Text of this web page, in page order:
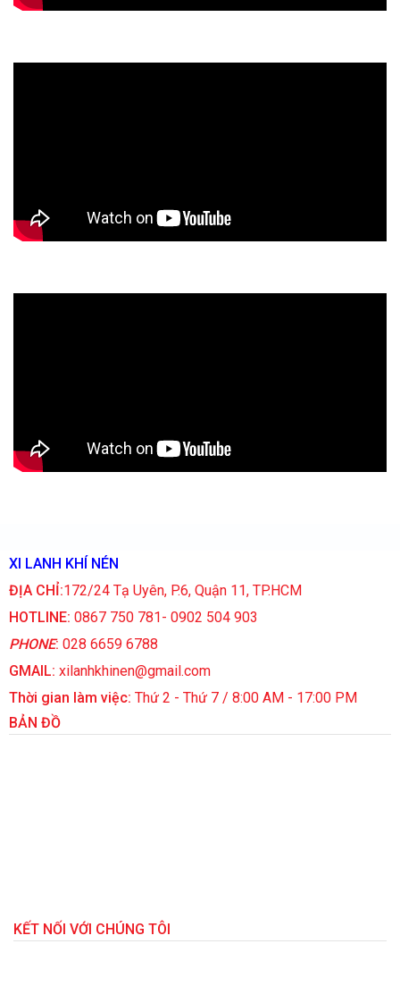
XI LANH KHÍ NÉN
ĐỊA CHỈ:172/24 Tạ Uyên, P.6, Quận 11, TP.HCM
HOTLINE: 0867 750 781- 0902 504 903
PHONE: 028 6659 6788
GMAIL: xilanhkhinen@gmail.com
Thời gian làm việc: Thứ 2 - Thứ 7 / 8:00 AM - 17:00 PM
BẢN ĐỒ
KẾT NỐI VỚI CHÚNG TÔI